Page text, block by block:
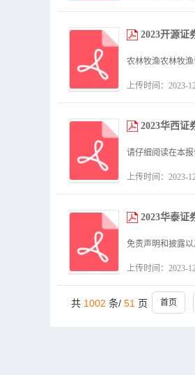
2023开源证
上传时间：2023-
2023华西证
上传时间：2023-
2023华泰证
上传时间：2023-
共 1002 条/ 51 页 首页